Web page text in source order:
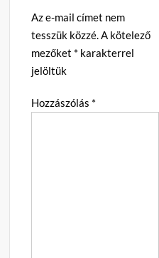
Az e-mail címet nem
tesszük közzé.A kötelező
mezőket * karakterrel
jelöltük
Hozzászólás *